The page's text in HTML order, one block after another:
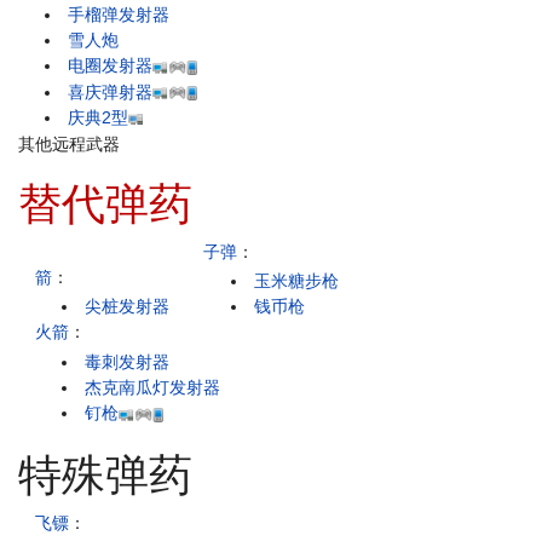
手榴弹发射器
雪人炮
电圈发射器
喜庆弹射器
庆典2型
其他远程武器
替代弹药
箭 ：
尖桩发射器
子弹 ：
玉米糖步枪
钱币枪
火箭 ：
毒刺发射器
杰克南瓜灯发射器
钉枪
特殊弹药
飞镖 ：